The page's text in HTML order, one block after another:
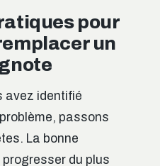
pour
un
avez identifié
passons
La bonne
du plus